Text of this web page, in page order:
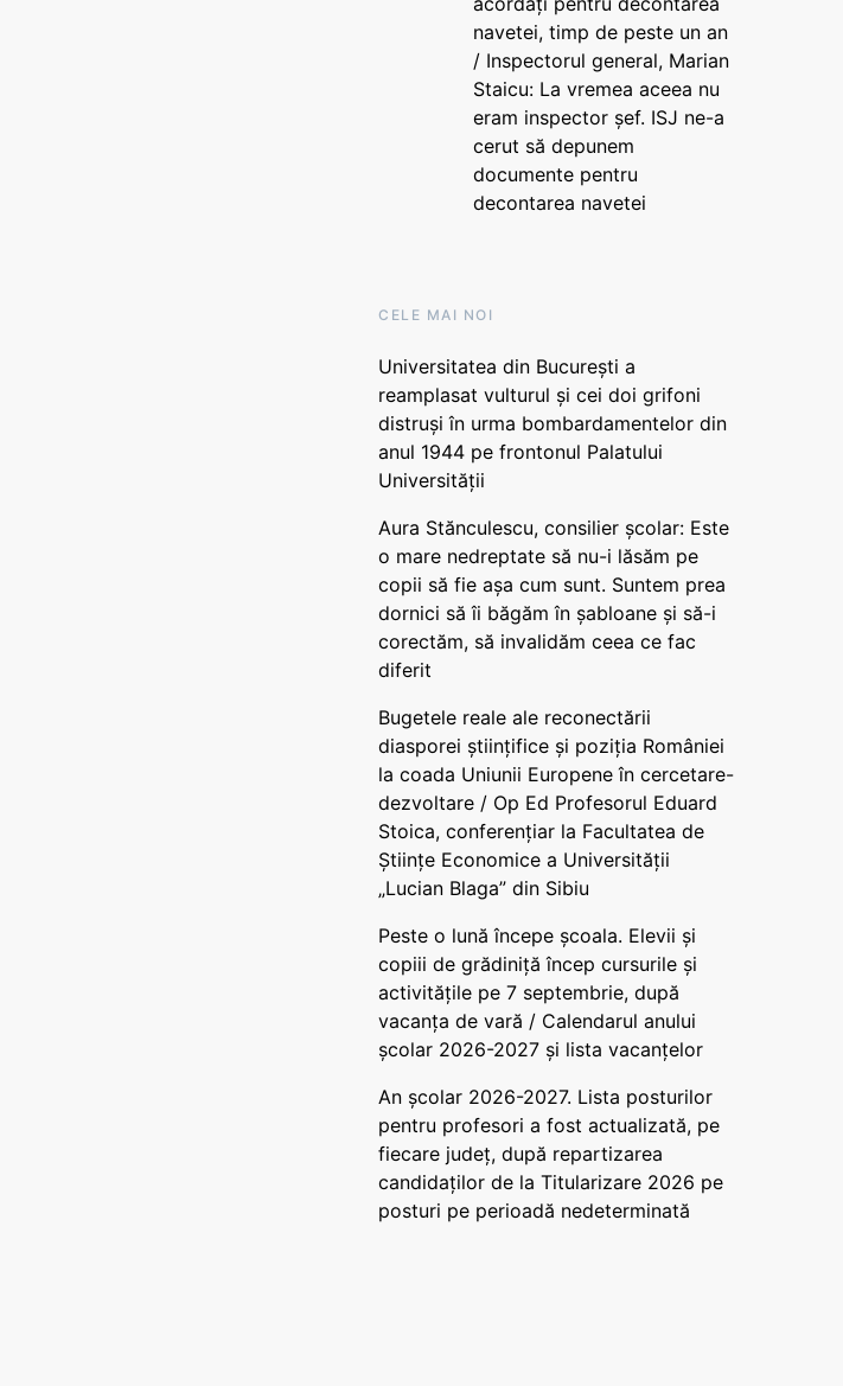
navetei, timp de peste un an
/ Inspectorul general, Marian
Staicu: La vremea aceea nu
eram inspector șef. ISJ ne-a
cerut să depunem
documente pentru
decontarea navetei
CELE MAI NOI
Universitatea din București a
reamplasat vulturul și cei doi grifoni
distruși în urma bombardamentelor din
anul 1944 pe frontonul Palatului
Universității
Aura Stănculescu, consilier școlar: Este
o mare nedreptate să nu-i lăsăm pe
copii să fie așa cum sunt. Suntem prea
dornici să îi băgăm în șabloane și să-i
corectăm, să invalidăm ceea ce fac
diferit
Bugetele reale ale reconectării
diasporei științifice și poziția României
la coada Uniunii Europene în cercetare-
dezvoltare / Op Ed Profesorul Eduard
Stoica, conferențiar la Facultatea de
Științe Economice a Universității
„Lucian Blaga” din Sibiu
Peste o lună începe școala. Elevii și
copiii de grădiniță încep cursurile și
activitățile pe 7 septembrie, după
vacanța de vară / Calendarul anului
școlar 2026-2027 și lista vacanțelor
An școlar 2026-2027. Lista posturilor
pentru profesori a fost actualizată, pe
fiecare județ, după repartizarea
candidaților de la Titularizare 2026 pe
posturi pe perioadă nedeterminată